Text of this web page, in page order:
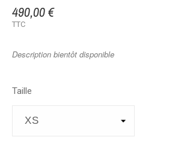
490,00 €
TTC
Description bientôt disponible
Taille